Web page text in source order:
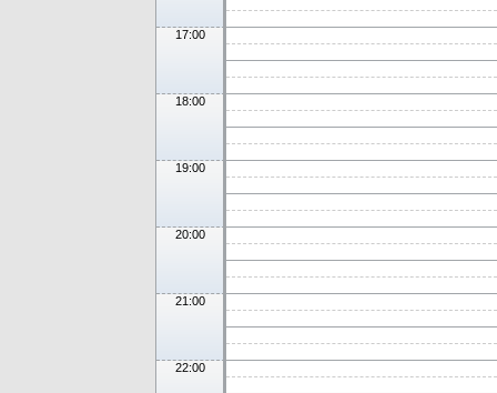
17:00
18:00
19:00
20:00
21:00
22:00